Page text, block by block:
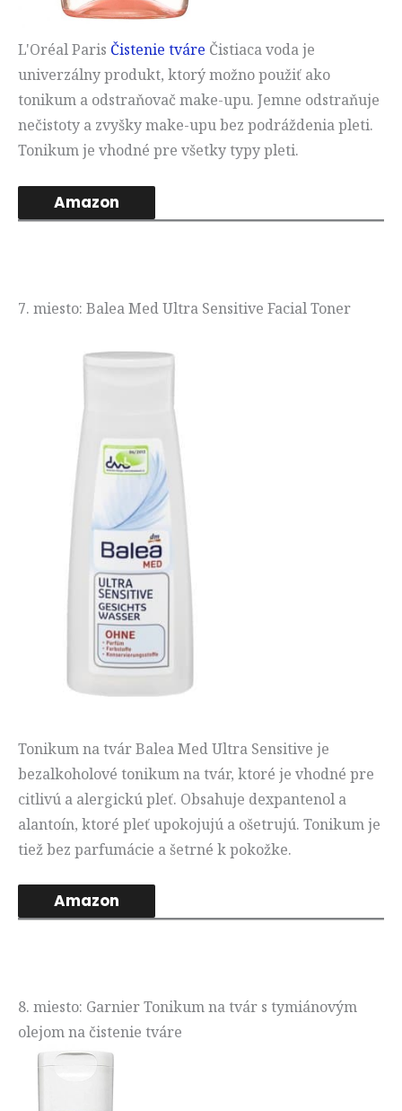
L'Oréal Paris Čistenie tváre Čistiaca voda je
univerzálny produkt, ktorý možno použiť ako
tonikum a odstraňovač make-upu. Jemne odstraňuje
nečistoty a zvyšky make-upu bez podráždenia pleti.
Tonikum je vhodné pre všetky typy pleti.
Amazon
7. miesto: Balea Med Ultra Sensitive Facial Toner
Tonikum na tvár Balea Med Ultra Sensitive je
bezalkoholové tonikum na tvár, ktoré je vhodné pre
citlivú a alergickú pleť. Obsahuje dexpantenol a
alantoín, ktoré pleť upokojujú a ošetrujú. Tonikum je
tiež bez parfumácie a šetrné k pokožke.
Amazon
8. miesto: Garnier Tonikum na tvár s tymiánovým
olejom na čistenie tváre